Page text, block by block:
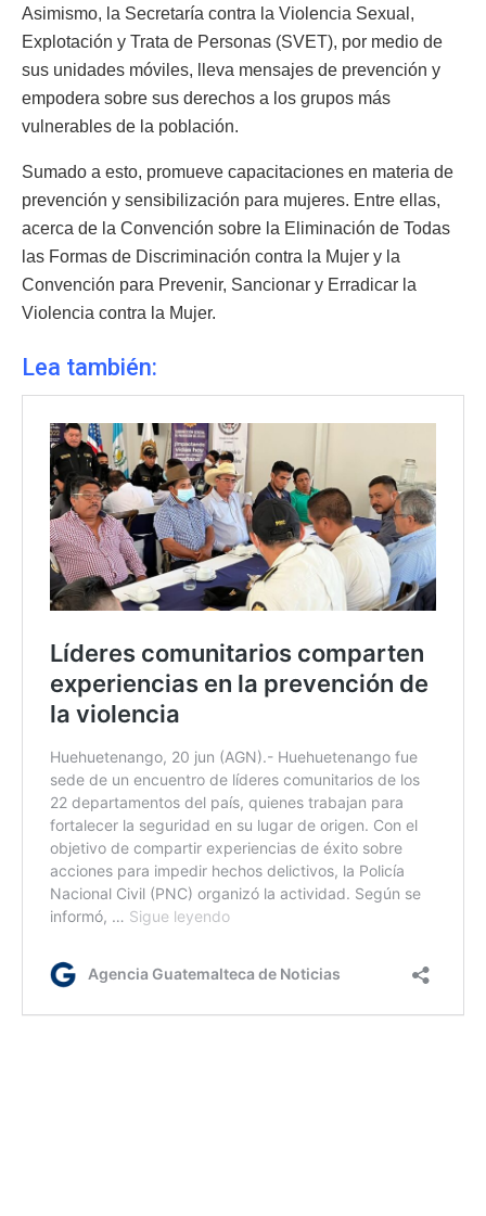
Asimismo, la Secretaría contra la Violencia Sexual,
Explotación y Trata de Personas (SVET), por medio de
sus unidades móviles, lleva mensajes de prevención y
empodera sobre sus derechos a los grupos más
vulnerables de la población.
Sumado a esto, promueve capacitaciones en materia de
prevención y sensibilización para mujeres. Entre ellas,
acerca de la Convención sobre la Eliminación de Todas
las Formas de Discriminación contra la Mujer y la
Convención para Prevenir, Sancionar y Erradicar la
Violencia contra la Mujer.
Lea también: